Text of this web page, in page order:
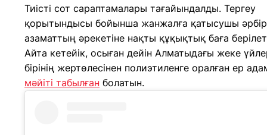
Тиісті сот сараптамалары тағайындалды. Тергеу
қорытындысы бойынша жанжалға қатысушы әрбір
азаматтың әрекетіне нақты құқықтық баға
Айта кетейік, осыған дейін Алматыдағы жеке
бірінің жертөлесінен полиэтиленге оралған ер
мәйіті табылған болатын.